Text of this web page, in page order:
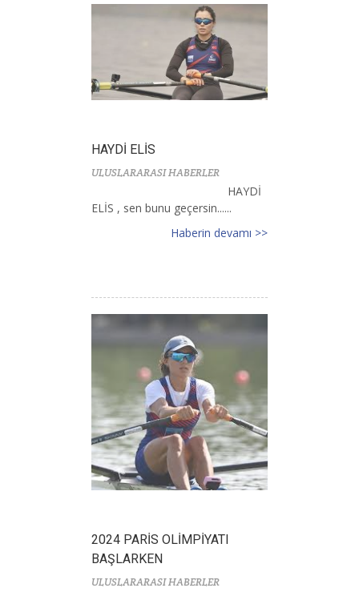
HAYDİ ELİS
ULUSLARARASI HABERLER
HAYDİ
ELİS , sen bunu geçersin......
Haberin devamı >>
2024 PARİS OLİMPİYATI
BAŞLARKEN
ULUSLARARASI HABERLER